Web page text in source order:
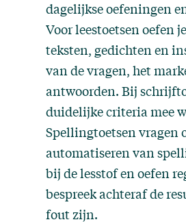
dagelijkse oefeningen
Voor leestoetsen oefen
teksten, gedichten en
van de vragen, het
antwoorden. Bij
duidelijke criteria mee
Spellingtoetsen vragen
automatiseren van
bij de lesstof en oefen
bespreek achteraf de
fout zijn.